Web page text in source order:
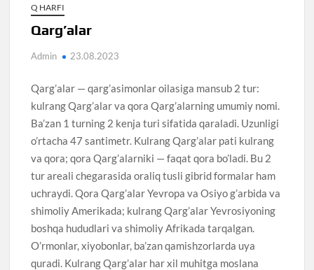
Q HARFI
Qarg’alar
Admin 23.08.2023
Qarg’alar — qarg’asimonlar oilasiga mansub 2 tur:
kulrang Qarg’alar va qora Qarg’alarning umumiy nomi.
Ba’zan 1 turning 2 kenja turi sifatida qaraladi. Uzunligi
o’rtacha 47 santimetr. Kulrang Qarg’alar pati kulrang
va qora; qora Qarg’alarniki — faqat qora bo’ladi. Bu 2
tur areali chegarasida oraliq tusli gibrid formalar ham
uchraydi. Qora Qarg’alar Yevropa va Osiyo g’arbida va
shimoliy Amerikada; kulrang Qarg’alar Yevrosiyoning
boshqa hududlari va shimoliy Afrikada tarqalgan.
O’rmonlar, xiyobonlar, ba’zan qamishzorlarda uya
quradi. Kulrang Qarg’alar har xil muhitga moslana